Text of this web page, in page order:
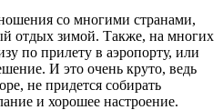
со многими странами,
отдых зимой. Также, на многих
по прилету в аэропорту, или
И это очень круто, ведь
не придется собирать
и хорошее настроение.